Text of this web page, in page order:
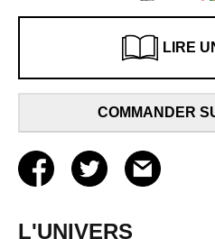
LIRE
COMMANDER
L'UNIVERS